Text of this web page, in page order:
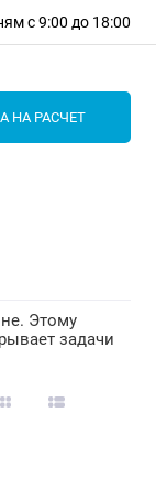
с 9:00 до 18:00
НА РАСЧЕТ
Этому
задачи